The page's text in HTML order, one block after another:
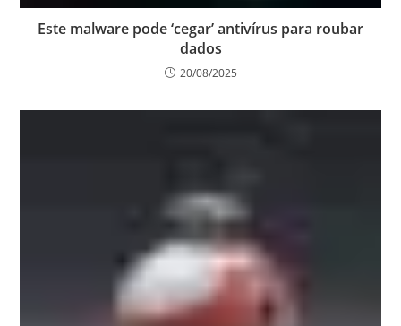
Este malware pode ‘cegar’ antivírus para roubar
dados
20/08/2025